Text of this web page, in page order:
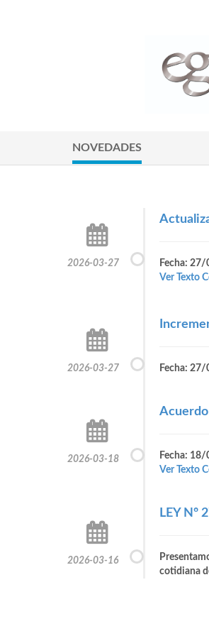
NOVEDADES
2026-03-27
Fecha:
Ver Texto
2026-03-27 Fecha:
Acuerdo
2026-03-18
Fecha:
Ver Texto
LEY Nº
2026-03-16
cotidiana